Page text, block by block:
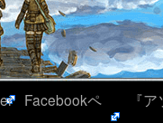
Facebookペ
『